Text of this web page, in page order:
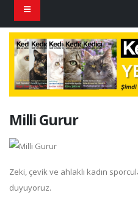
Milli Gurur
Zeki, çevik ve ahlaklı kadın
duyuyoruz.